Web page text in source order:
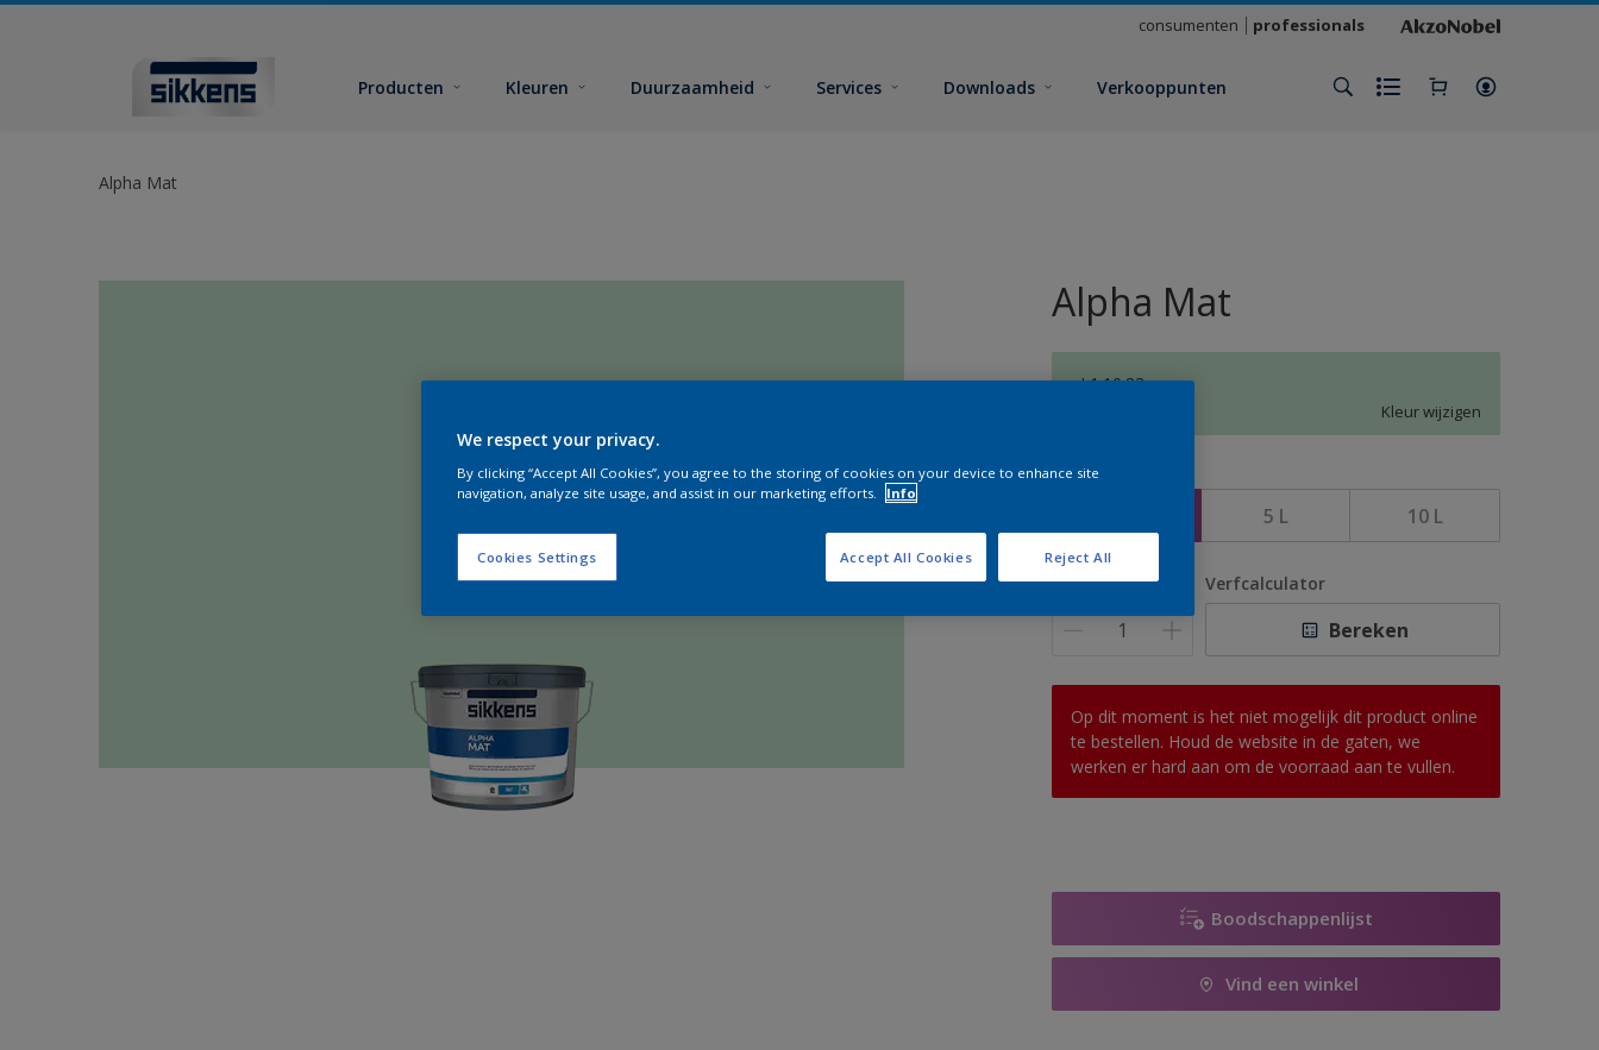
consumenten professionals
Producten Kleuren Duurzaamheid Services Downloads Verkooppunten
Alpha Mat
Alpha Mat
L1.10.83
Kleur wijzigen
Grootte
5 L 10 L
Aantal Verfcalculator
Bereken
Op dit moment is het niet mogelijk dit product online
te bestellen. Houd de website in de gaten, we
werken er hard aan om de voorraad aan te vullen.
Boodschappenlijst
Vind een winkel
We respect your privacy.
By clicking “Accept All Cookies”, you agree to the storing of cookies on your device to enhance site
navigation, analyze site usage, and assist in our marketing efforts.
Info
Cookies Settings Reject All
Accept All Cookies